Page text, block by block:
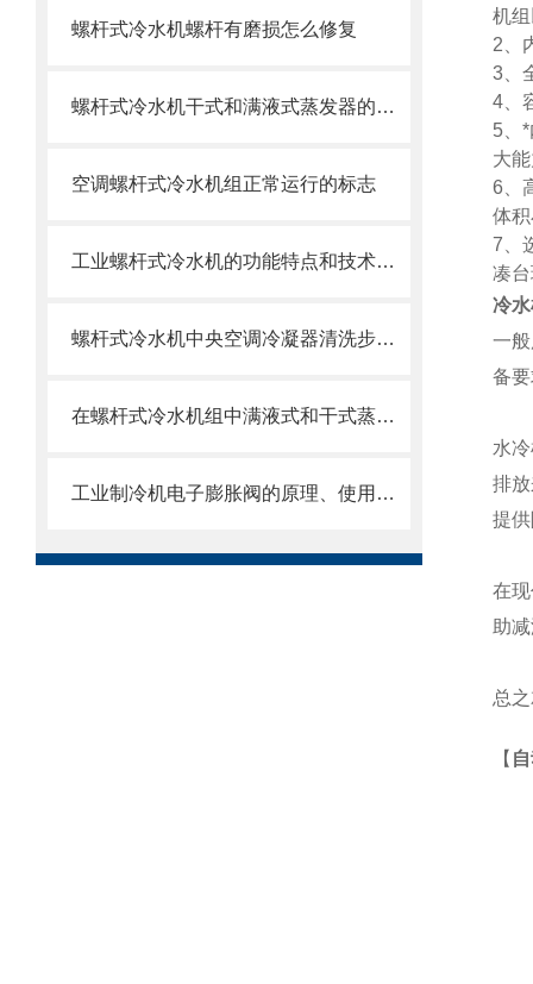
螺杆式冷水机螺杆有磨损怎么修复
螺杆式冷水机干式和满液式蒸发器的优缺点
空调螺杆式冷水机组正常运行的标志
工业螺杆式冷水机的功能特点和技术性能
螺杆式冷水机中央空调冷凝器清洗步骤和注意事项
在螺杆式冷水机组中满液式和干式蒸发器两种区别
工业制冷机电子膨胀阀的原理、使用与特点
机
2、
3、
4、
5、
大
6、
体
7、
凑
冷
一
备
水
排
提
在
助
总
【